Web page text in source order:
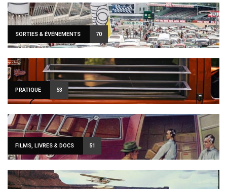
SORTIES & ÉVÉNEMENTS 70
PRATIQUE 53
FILMS, LIVRES & DOCS 51